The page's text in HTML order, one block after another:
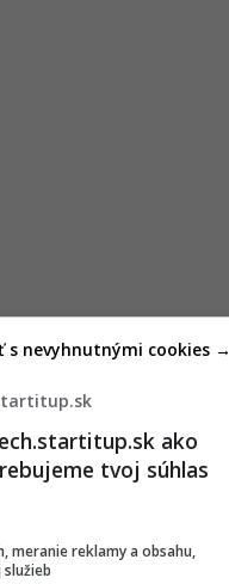
disponovať veľkým
ako
tvoj súhlas
meranie reklamy a obsahu,
s nevyhnutnými cookies →